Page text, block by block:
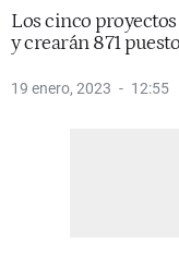
Los cinco
y crearán 871
19 enero, 2023 12:55